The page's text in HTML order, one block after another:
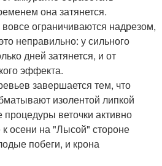
она затянется.
ограничиваются надрезом,
неправильно: у сильного
дней затянется, и от
эффекта.
завершается тем, что
изолентой липкой
веточки активно
к осени на "Лысой" стороне
побеги, и крона